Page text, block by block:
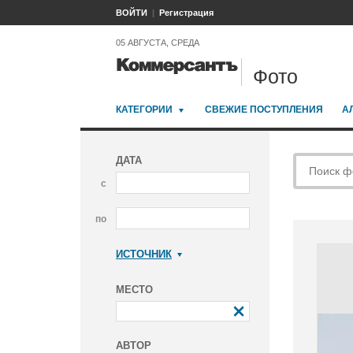
ВОЙТИ Регистрация
05 АВГУСТА, СРЕДА
Фото
КАТЕГОРИИ СВЕЖИЕ ПОСТУПЛЕНИЯ
ДАТА
с
по
ИСТОЧНИК
МЕСТО
АВТОР